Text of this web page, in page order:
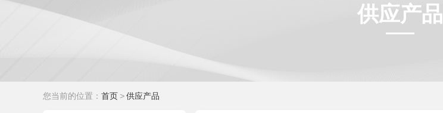
供应产品
您当前的位置： 首页 >供应产品